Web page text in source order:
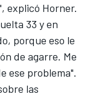
explicó Horner.
33 y en
porque eso le
de agarre. Me
ese problema".
las